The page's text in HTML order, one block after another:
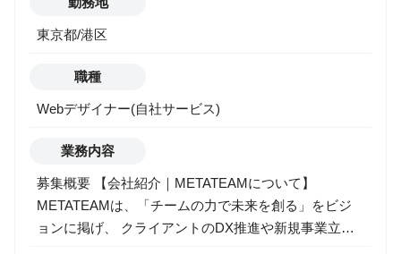
ト、サウンド、企画）との連携と仕様策定 ・新規タイ
トルのプロトタイプ制作、検証 ・企画・技術提案、ク
東京都/港区
職種
Webデザイナー(自社サービス)
業務内容
募集概要 【会社紹介｜METATEAMについて】
METATEAMは、「チームの力で未来を創る」をビジ
ョンに掲げ、 クライアントのDX推進や新規事業立ち